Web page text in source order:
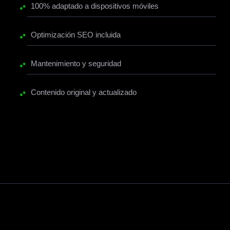
• 100% adaptado a dispositivos móviles
• Optimización SEO incluida
• Mantenimiento y seguridad
• Contenido original y actualizado